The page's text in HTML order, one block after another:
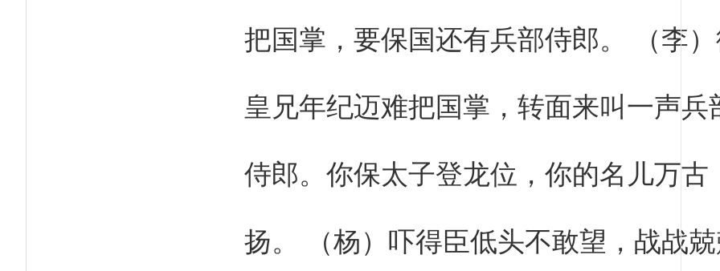
把国掌，要保国还有兵部侍郎。 （李
皇兄年纪迈难把国掌，转面来叫一声兵
侍郎。你保太子登龙位，你的名儿万古
扬。 （杨）吓得臣低头不敢望，战战